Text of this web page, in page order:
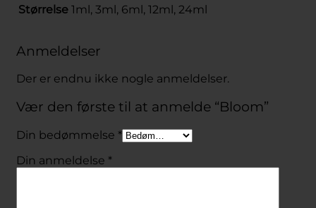
Størrelse 1ml, 3ml, 6ml, 12ml, 24ml
Anmeldelser
Der er endnu ikke nogle anmeldelser.
Vær den første til at anmelde “Bloom”
Din bedømmelse *
Din anmeldelse *